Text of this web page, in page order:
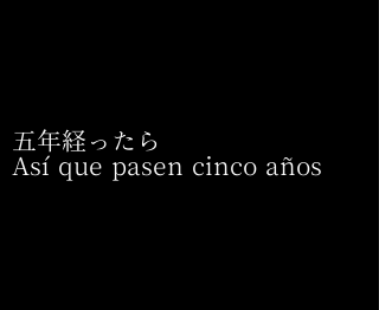
五年経ったら
Así que pasen cinco años